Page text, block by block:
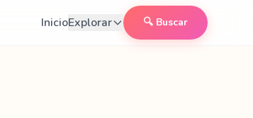
InicioExplorar 🔍 Buscar